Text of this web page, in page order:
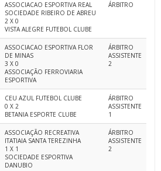
ASSOCIACAO ESPORTIVA REAL
SOCIEDADE RIBEIRO DE ABREU
2 X 0
VISTA ALEGRE FUTEBOL CLUBE
ÁRBITRO
ASSOCIACAO ESPORTIVA FLOR
DE MINAS
3 X 0
ASSOCIAÇÃO FERROVIARIA
ESPORTIVA
ÁRBITRO
ASSISTENTE
2
CEU AZUL FUTEBOL CLUBE
0 X 2
BETANIA ESPORTE CLUBE
ÁRBITRO
ASSISTENTE
1
ASSOCIAÇÃO RECREATIVA
ITATIAIA SANTA TEREZINHA
1 X 1
SOCIEDADE ESPORTIVA
DANUBIO
ÁRBITRO
ASSISTENTE
2